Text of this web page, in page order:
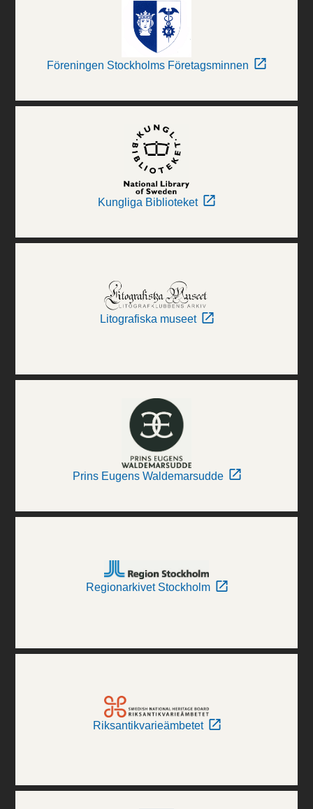
Föreningen Stockholms Företagsminnen
Kungliga Biblioteket
Litografiska museet
Prins Eugens Waldemarsudde
Regionarkivet Stockholm
Riksantikvarieämbetet